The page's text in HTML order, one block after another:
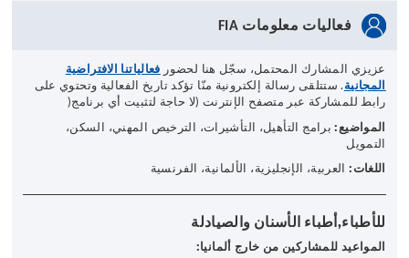
فعاليات معلومات FIA
عزيزي المشارك المحتمل، سجّل هنا لحضور فعالياتنا الافتراضية
المجانية . ستتلقى رسالة إلكترونية منّا تؤكد تاريخ الفعالية وتحتوي على
رابط للمشاركة عبر متصفح الإنترنت (لا حاجة لتثبيت أي برنامج(
المواضيع : برامج التأهيل، التأشيرات، الترخيص المهني، السكن،
التمويل
اللغات: العربية، الإنجليزية، الألمانية، الفرنسية
للأطباء,أطباء الأسنان والصيادلة
المواعيد للمشاركين من خارج ألمانيا: